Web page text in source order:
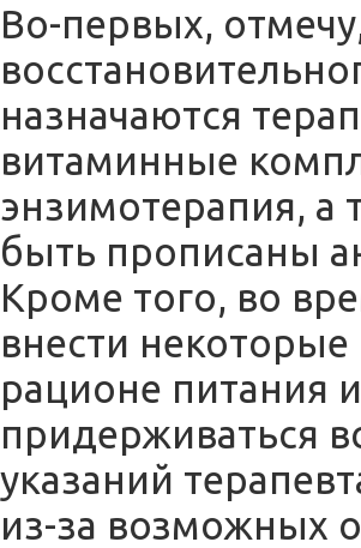
Во-первых,
назначаются
витаминные
энзимотерапия, а
быть прописаны
Кроме того, во
внести
рационе питания
придерживаться
указаний
из-за возможных